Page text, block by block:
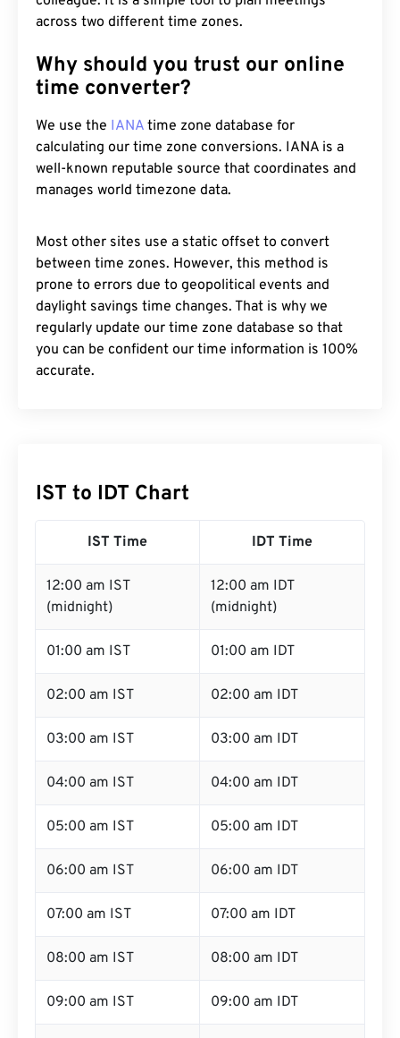
across two different time zones.
Why should you trust our online
time converter?
We use the IANA time zone database for
calculating our time zone conversions. IANA is a
well-known reputable source that coordinates and
manages world timezone data.
Most other sites use a static offset to convert
between time zones. However, this method is
prone to errors due to geopolitical events and
daylight savings time changes. That is why we
regularly update our time zone database so that
you can be confident our time information is 100%
accurate.
IST to IDT Chart
IST Time IDT Time
12:00 am IST
(midnight)
12:00 am IDT
(midnight)
01:00 am IST 01:00 am IDT
02:00 am IST 02:00 am IDT
03:00 am IST 03:00 am IDT
04:00 am IST 04:00 am IDT
05:00 am IST 05:00 am IDT
06:00 am IST 06:00 am IDT
07:00 am IST 07:00 am IDT
08:00 am IST 08:00 am IDT
09:00 am IST 09:00 am IDT